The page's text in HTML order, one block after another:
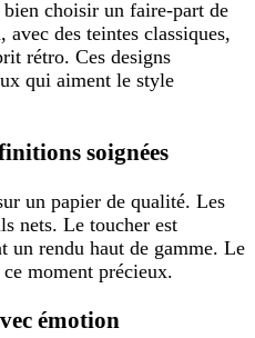
choisir un faire-part de
des teintes classiques,
rétro. Ces designs
qui aiment le style
soignées
un papier de qualité. Les
nets. Le toucher est
un rendu haut de gamme. Le
moment précieux.
émotion